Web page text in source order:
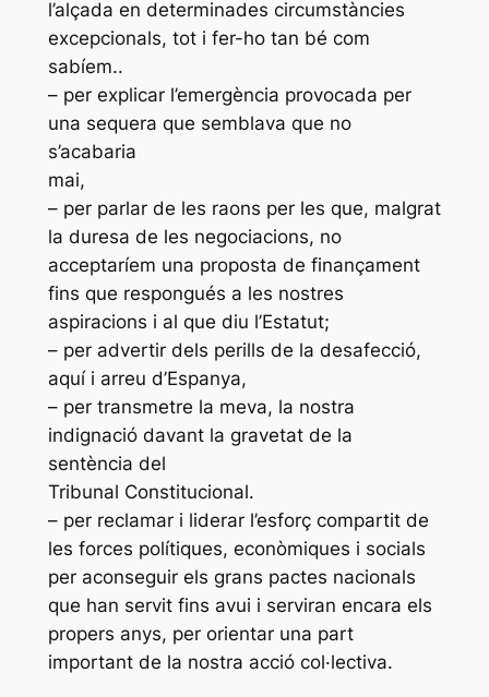
l’alçada en determinades circumstàncies
excepcionals, tot i fer-ho tan bé com
sabíem..
– per explicar l’emergència provocada per
una sequera que semblava que no
s’acabaria
mai,
– per parlar de les raons per les que, malgrat
la duresa de les negociacions, no
acceptaríem una proposta de finançament
fins que respongués a les nostres
aspiracions i al que diu l’Estatut;
– per advertir dels perills de la desafecció,
aquí i arreu d’Espanya,
– per transmetre la meva, la nostra
indignació davant la gravetat de la
sentència del
Tribunal Constitucional.
– per reclamar i liderar l’esforç compartit de
les forces polítiques, econòmiques i socials
per aconseguir els grans pactes nacionals
que han servit fins avui i serviran encara els
propers anys, per orientar una part
important de la nostra acció col·lectiva.